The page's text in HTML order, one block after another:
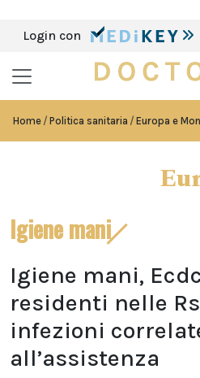
Login con
Home Politica sanitaria Europa e
Igiene mani
Igiene mani,
residenti nelle
infezioni
all’assistenza